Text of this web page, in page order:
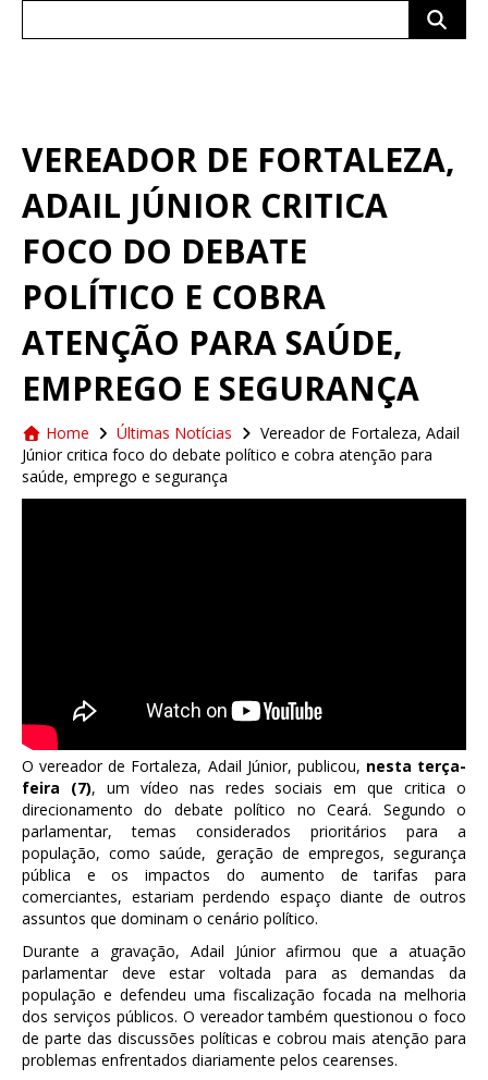
VEREADOR DE FORTALEZA,
ADAIL JÚNIOR CRITICA
FOCO DO DEBATE
POLÍTICO E COBRA
ATENÇÃO PARA SAÚDE,
EMPREGO E SEGURANÇA
Home Últimas Notícias
Vereador de Fortaleza, Adail
Júnior critica foco do debate político e cobra atenção para
saúde, emprego e segurança
O vereador de Fortaleza, Adail Júnior, publicou, nesta terça-
feira (7), um vídeo nas redes sociais em que critica o
direcionamento do debate político no Ceará. Segundo o
parlamentar, temas considerados prioritários para a
população, como saúde, geração de empregos, segurança
pública e os impactos do aumento de tarifas para
comerciantes, estariam perdendo espaço diante de outros
assuntos que dominam o cenário político.
Durante a gravação, Adail Júnior afirmou que a atuação
parlamentar deve estar voltada para as demandas da
população e defendeu uma fiscalização focada na melhoria
dos serviços públicos. O vereador também questionou o foco
de parte das discussões políticas e cobrou mais atenção para
problemas enfrentados diariamente pelos cearenses.